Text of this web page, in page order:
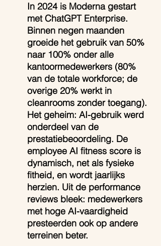
In 2024 is Moderna gestart
met ChatGPT Enterprise.
Binnen negen maanden
groeide het gebruik van 50%
naar 100% onder alle
kantoormedewerkers (80%
van de totale workforce; de
overige 20% werkt in
cleanrooms zonder toegang).
Het geheim: AI-gebruik werd
onderdeel van de
prestatiebeoordeling. De
employee AI fitness score is
dynamisch, net als fysieke
fitheid, en wordt jaarlijks
herzien. Uit de performance
reviews bleek: medewerkers
met hoge AI-vaardigheid
presteerden ook op andere
terreinen beter.